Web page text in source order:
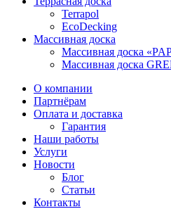
Terrapol
EcoDecking
Массивная доска
Массивная доска
Массивная доска
О компании
Партнёрам
Оплата и доставка
Гарантия
Наши работы
Услуги
Новости
Блог
Статьи
Контакты